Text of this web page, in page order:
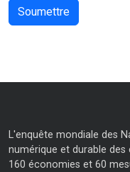
L'enquête mondiale des
numérique et durable
160 économies et 60